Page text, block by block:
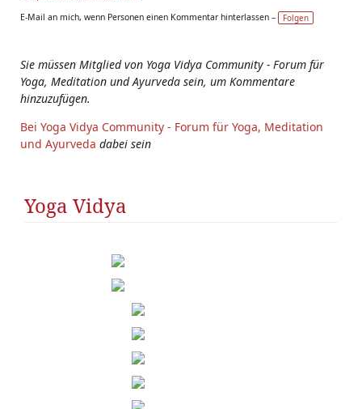
g
E-Mail an mich, wenn Personen einen Kommentar hinterlassen –
Folgen
Sie müssen Mitglied von Yoga Vidya Community - Forum für
Yoga, Meditation und Ayurveda sein, um Kommentare
hinzuzufügen.
Bei Yoga Vidya Community - Forum für Yoga, Meditation
und Ayurveda dabei sein
Yoga Vidya